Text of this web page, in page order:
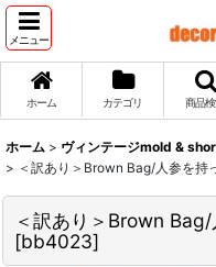
メニュー
ホーム カテゴリ 商品
ホーム > ヴィンテージmold &
> ＜訳あり＞Brown Bag/人参を持
＜訳あり＞Brown
[bb4023]